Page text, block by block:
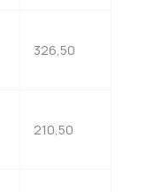
326,50
210,50